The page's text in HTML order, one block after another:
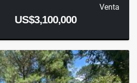
Venta
US$3,100,000